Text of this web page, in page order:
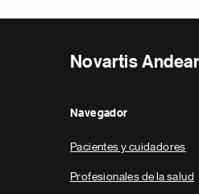
Novartis
Navegador
Pacientes y cuidadores
Profesionales de la salud